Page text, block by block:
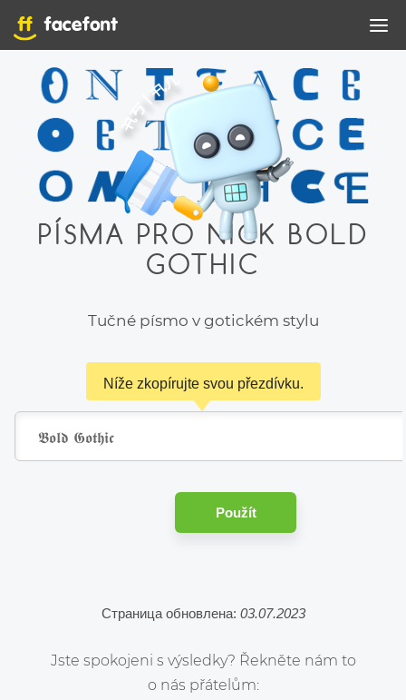
PÍSMA PRO NICK BOLD
GOTHIC
Tučné písmo v gotickém stylu
Níže zkopírujte svou přezdívku.
Použít
Страница обновлена: 03.07.2023
Jste spokojeni s výsledky? Řekněte nám to
o nás přátelům: